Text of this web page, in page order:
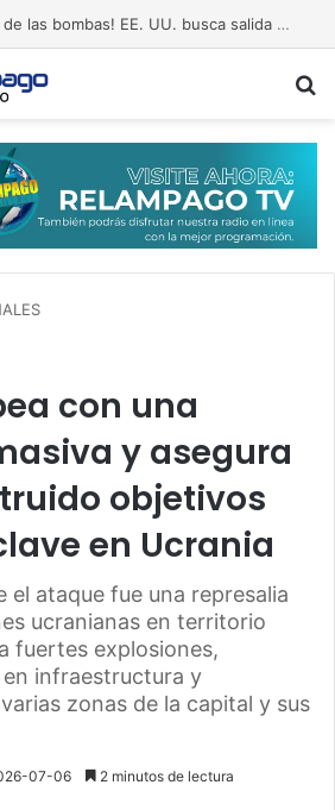
¡Se acabó la fiesta de las bombas! EE. UU. busca salida al pantano de Irán
con una
y asegura
objetivos
en Ucrania
el ataque fue una represalia
ucranianas en territorio
fuertes explosiones,
infraestructura y
zonas de la capital y sus
07-06 2 minutos de lectura